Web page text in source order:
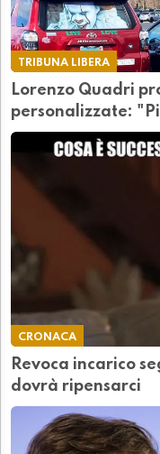
TRIBUNA LIBERA
Lorenzo Quadri
personalizzate:
CRONACA
Revoca incarico
dovrà ripensarci